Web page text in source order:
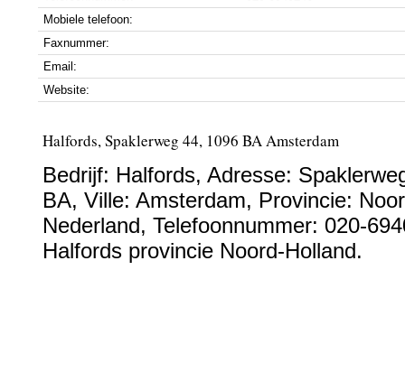
Mobiele telefoon:
Faxnummer:
Email:
Website:
Halfords, Spaklerweg 44, 1096 BA Amsterdam
Bedrijf: Halfords, Adresse:
BA, Ville: Amsterdam, Provincie:
Nederland, Telefoonnummer: 020-
Halfords provincie Noord-Holland.